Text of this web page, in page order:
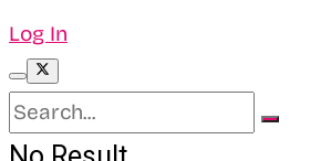
Log In